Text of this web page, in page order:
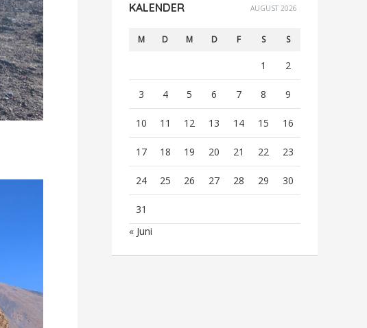
KALENDER AUGUST 2026
M D M D F S S
1 2
3 4 5 6 7 8 9
10 11 12 13 14 15 16
17 18 19 20 21 22 23
24 25 26 27 28 29 30
31
« Juni